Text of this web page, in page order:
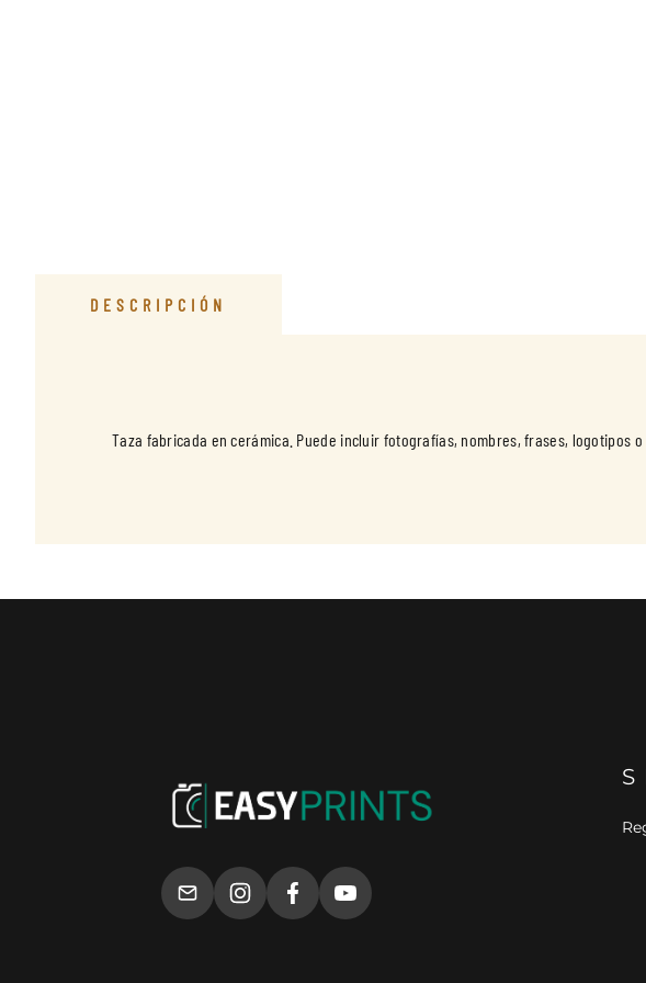
DESCRIPCIÓN
Taza fabricada en cerámica. Puede incluir fotografías, nombres, frases, logotipos